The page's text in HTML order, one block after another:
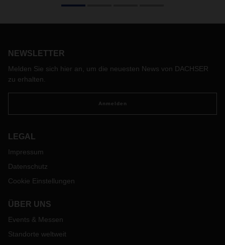
Das Jahr des Pferdes beginnt am 17. Februar 2026 mit den
Familien zusammenkommen und die Festtage die Saison
Indonesien, Südkorea, Malaysia, Vietnam und weitere
NEWSLETTER
Melden Sie sich hier an, um die neuesten News von DACHSER
zu erhalten.
Anmelden
LEGAL
Impressum
Datenschutz
Cookie Einstellungen
ÜBER UNS
Events & Messen
Standorte weltweit